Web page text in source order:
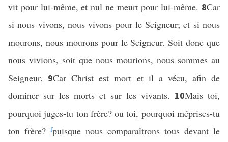
vit pour lui-même, et nul ne meurt pour lui-même. 8Car
si nous vivons, nous vivons pour le Seigneur; et si nous
mourons, nous mourons pour le Seigneur. Soit donc que
nous vivions, soit que nous mourions, nous sommes au
Seigneur. 9Car Christ est mort et il a vécu, afin de
dominer sur les morts et sur les vivants. 10Mais toi,
pourquoi juges-tu ton frère? ou toi, pourquoi méprises-tu
ton frère? fpuisque nous comparaîtrons tous devant le